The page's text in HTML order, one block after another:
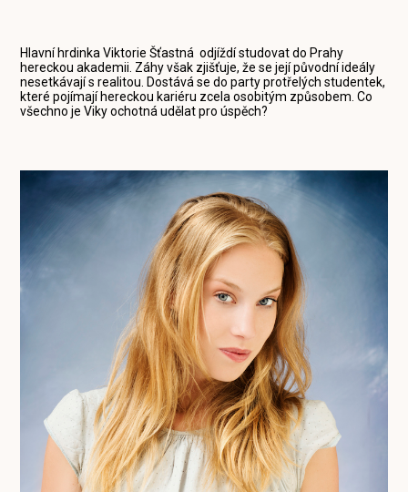
Hlavní hrdinka Viktorie Šťastná odjíždí studovat do Prahy
hereckou akademii. Záhy však zjišťuje, že se její původní ideály
nesetkávají s realitou. Dostává se do party protřelých studentek,
které pojímají hereckou kariéru zcela osobitým způsobem. Co
všechno je Viky ochotná udělat pro úspěch?